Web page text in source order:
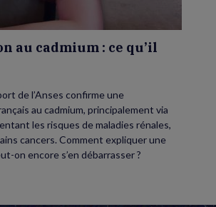
au cadmium : ce qu’il
de l’Anses confirme une
au cadmium, principalement via
les risques de maladies rénales,
cancers. Comment expliquer une
on encore s’en débarrasser ?